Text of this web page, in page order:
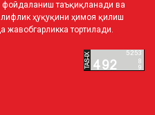
фойдаланиш таъқиқланади ва
ҳуқуқини ҳимоя қилиш
жавобгарликка тортилади.